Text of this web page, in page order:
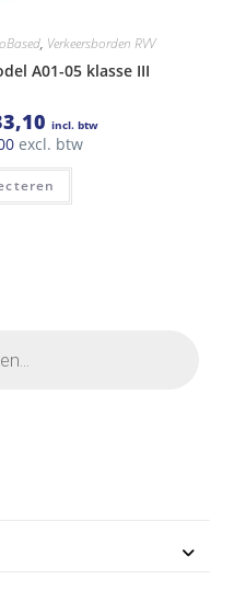
, Verkeersborden RVV
A01-05 klasse III
Prijsklasse:
€60,50
tot
€133,10
incl. btw
Prijsklasse:
tot
€110,00
excl. btw
Dit
heeft